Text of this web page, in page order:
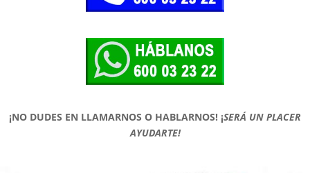
¡NO DUDES EN LLAMARNOS O HABLARNOS! ¡SERÁ UN PLACER
AYUDARTE!